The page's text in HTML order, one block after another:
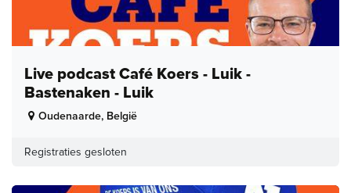
Live podcast Café Koers - Luik -
Bastenaken - Luik
Oudenaarde, België
Registraties gesloten